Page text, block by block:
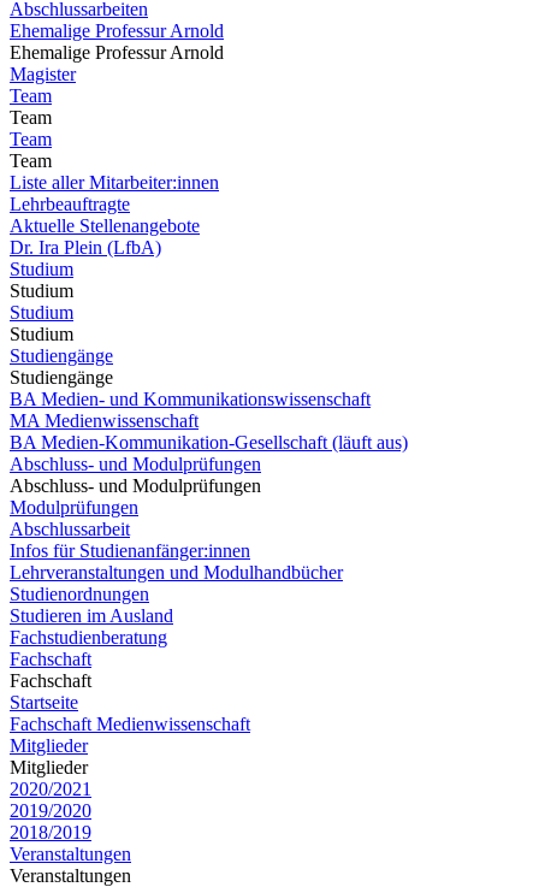
Abschlussarbeiten
Ehemalige Professur Arnold
Ehemalige Professur Arnold
Magister
Team
Team
Team
Team
Liste aller Mitarbeiter:innen
Lehrbeauftragte
Aktuelle Stellenangebote
Dr. Ira Plein (LfbA)
Studium
Studium
Studium
Studium
Studiengänge
Studiengänge
BA Medien- und Kommunikationswissenschaft
MA Medienwissenschaft
BA Medien-Kommunikation-Gesellschaft (läuft aus)
Abschluss- und Modulprüfungen
Abschluss- und Modulprüfungen
Modulprüfungen
Abschlussarbeit
Infos für Studienanfänger:innen
Lehrveranstaltungen und Modulhandbücher
Studienordnungen
Studieren im Ausland
Fachstudienberatung
Fachschaft
Fachschaft
Startseite
Fachschaft Medienwissenschaft
Mitglieder
Mitglieder
2020/2021
2019/2020
2018/2019
Veranstaltungen
Veranstaltungen